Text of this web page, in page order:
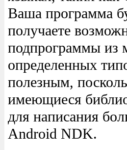
Ваша программа
получаете
подпрограммы из
определенных
полезным,
имеющиеся
для написания
Android NDK.